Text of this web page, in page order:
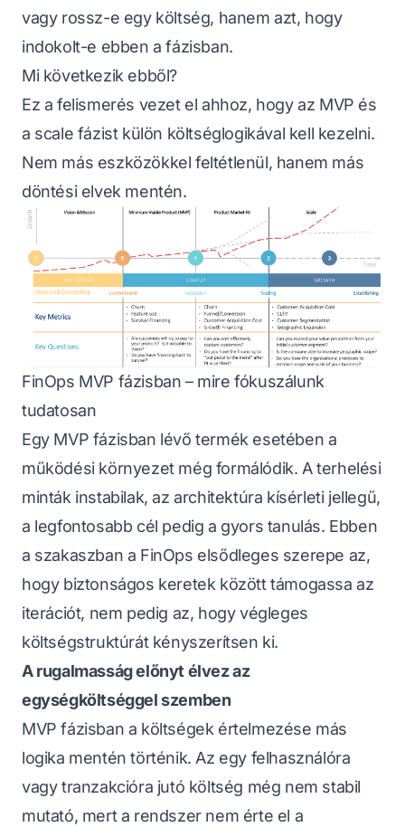
vagy rossz-e egy költség, hanem azt, hogy
indokolt-e ebben a fázisban.
Mi következik ebből?
Ez a felismerés vezet el ahhoz, hogy az MVP és
a scale fázist külön költséglogikával kell kezelni.
Nem más eszközökkel feltétlenül, hanem más
döntési elvek mentén.
FinOps MVP fázisban – mire fókuszálunk
tudatosan
Egy MVP fázisban lévő termék esetében a
működési környezet még formálódik. A terhelési
minták instabilak, az architektúra kísérleti jellegű,
a legfontosabb cél pedig a gyors tanulás. Ebben
a szakaszban a FinOps elsődleges szerepe az,
hogy biztonságos keretek között támogassa az
iterációt, nem pedig az, hogy végleges
költségstruktúrát kényszerítsen ki.
A rugalmasság előnyt élvez az
egységköltséggel szemben
MVP fázisban a költségek értelmezése más
logika mentén történik. Az egy felhasználóra
vagy tranzakcióra jutó költség még nem stabil
mutató, mert a rendszer nem érte el a